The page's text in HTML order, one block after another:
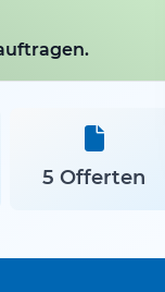
5 Offerten